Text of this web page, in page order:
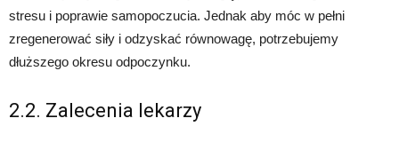
stresu i poprawie samopoczucia. Jednak aby móc w pełni
zregenerować siły i odzyskać równowagę, potrzebujemy
dłuższego okresu odpoczynku.
2.2. Zalecenia lekarzy